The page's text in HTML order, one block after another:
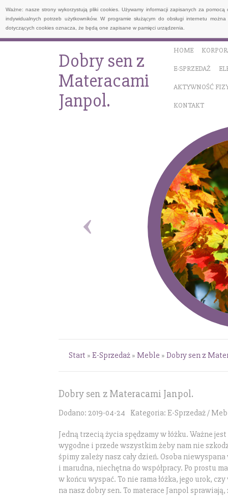
Ważne: nasze strony wykorzystują pliki cookies. Używamy informacji zapisanych za
indywidualnych potrzeb użytkowników. W programie służącym do obsługi internetu
dotyczących cookies oznacza, że będą one zapisane w pamięci urządzenia.
HOME
E-SPRZEDAŻ
AKTYWNOŚĆ
KONTAKT
Dobry sen z
Materacami
Janpol.
Start » E-Sprzedaż » Meble » Dobry sen z
Dobry sen z Materacami Janpol.
Dodano: 2019-04-24 Kategoria: E-Sprzedaż /
Jedną trzecią życia spędzamy w łóżku. Ważne
wygodne i przede wszystkim żeby nam nie
śpimy zależy nasz cały dzień. Osoba
i marudna, niechętna do współpracy. Po prostu
w końcu wyspać. To nie rama łóżka, jego urok,
na nasz dobry sen. To materace Janpol sprawiają,